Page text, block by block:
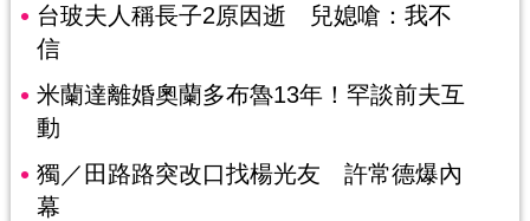
台玻夫人稱長子2原因逝 兒媳嗆：我不
信
米蘭達離婚奧蘭多布魯13年！罕談前夫互
動
獨／田路路突改口找楊光友 許常德爆內
幕